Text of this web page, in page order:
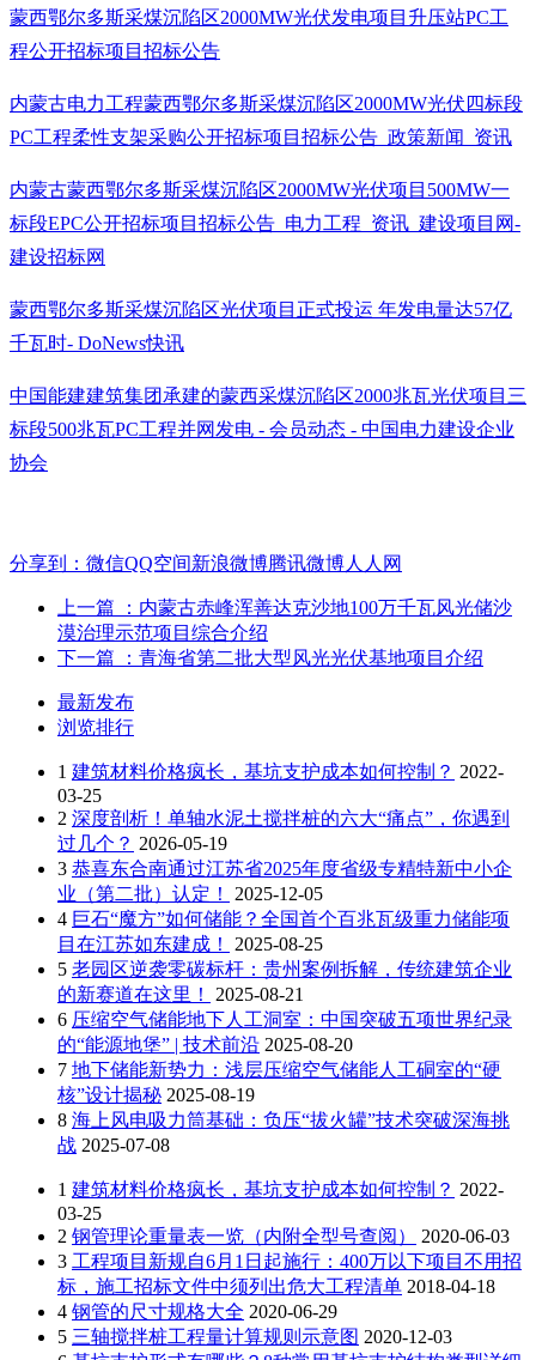
蒙西鄂尔多斯采煤沉陷区2000MW光伏发电项目升压站PC工
程公开招标项目招标公告
内蒙古电力工程蒙西鄂尔多斯采煤沉陷区2000MW光伏四标段
PC工程柔性支架采购公开招标项目招标公告_政策新闻_资讯
内蒙古蒙西鄂尔多斯采煤沉陷区2000MW光伏项目500MW一
标段EPC公开招标项目招标公告_电力工程_资讯_建设项目网-
建设招标网
蒙西鄂尔多斯采煤沉陷区光伏项目正式投运 年发电量达57亿
千瓦时- DoNews快讯
中国能建建筑集团承建的蒙西采煤沉陷区2000兆瓦光伏项目三
标段500兆瓦PC工程并网发电 - 会员动态 - 中国电力建设企业
协会
分享到： 微信QQ空间新浪微博腾讯微博人人网
上一篇
：内蒙古赤峰浑善达克沙地100万千瓦风光储沙
漠治理示范项目综合介绍
下一篇
：青海省第二批大型风光光伏基地项目介绍
最新发布
浏览排行
1 建筑材料价格疯长，基坑支护成本如何控制？ 2022-
03-25
2 深度剖析！单轴水泥土搅拌桩的六大“痛点”，你遇到
过几个？ 2026-05-19
3 恭喜东合南通过江苏省2025年度省级专精特新中小企
业（第二批）认定！
2025-12-05
4 巨石“魔方”如何储能？全国首个百兆瓦级重力储能项
目在江苏如东建成！
2025-08-25
5 老园区逆袭零碳标杆：贵州案例拆解，传统建筑企业
的新赛道在这里！
2025-08-21
6 压缩空气储能地下人工洞室：中国突破五项世界纪录
的“能源地堡” | 技术前沿 2025-08-20
7 地下储能新势力：浅层压缩空气储能人工硐室的“硬
核”设计揭秘 2025-08-19
8 海上风电吸力筒基础：负压“拔火罐”技术突破深海挑
战 2025-07-08
1 建筑材料价格疯长，基坑支护成本如何控制？ 2022-
03-25
2 钢管理论重量表一览（内附全型号查阅）
2020-06-03
3 工程项目新规自6月1日起施行：400万以下项目不用招
标，施工招标文件中须列出危大工程清单 2018-04-18
4 钢管的尺寸规格大全 2020-06-29
5 三轴搅拌桩工程量计算规则示意图 2020-12-03